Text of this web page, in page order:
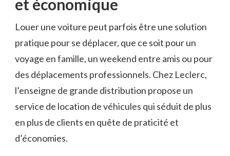
et économique
Louer une voiture peut parfois être une solution
pratique pour se déplacer, que ce soit pour un
voyage en famille, un weekend entre amis ou pour
des déplacements professionnels. Chez Leclerc,
l’enseigne de grande distribution propose un
service de location de véhicules qui séduit de plus
en plus de clients en quête de praticité et
d’économies.